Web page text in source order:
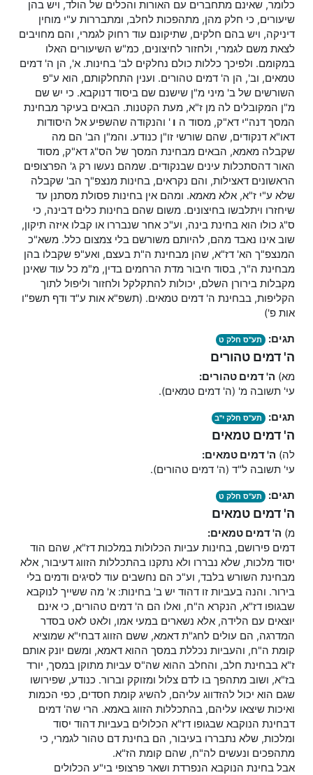
כלומר, שאינם מתחברים עם האורות והכלים של הולד, ויש בהן
שיעורים, כי חלק מהן, מתהפכות לחלב, ומתבררות ע"י מוחין
דיניקה, ויש בהם חלקים, שתיקונם עוד רחוק לגמרי, והם מחויבים
לצאת משם לגמרי, ולחזור לחיצונים, כמ"ש השיעורים האלו
במקומם. ולפיכך כללות כולם נחלקים לב' בחינות. א', הן ה' דמים
טמאים, וב', הן ה' דמים טהורים. וענין התחלקותם, הוא ע"פ
השורשים של ב' מיני מ"ן שישנם שם ביסוד דנוקבא. כי יש שם
מ"ן המקובלים לה מן ז"א, מעת הקטנות. הבאים בעיקר מבחינת
המסך דנה"י דא"ק, מסוד ה ו' והנקודה שהשפיע אל היסודות
דאו"א דנקודים, שהם שורשי זו"ן כנודע. והמ"ן הב' הם מה
שקבלה מאמא, הבאים מבחינת המסך של הס"ג דא"ק, מסוד
האור דהסתכלות עינים שבנקודים. שמהם נעשו רק ג' הפרצופים
הראשונים דאצילות, והם נקראים, בחינות מנצפ"ך הב' שקבלה
שלא ע"י ז"א, אלא מאמא. ומהם אין בחינות פסולת מסתנן עד
שיחזרו ויתלבשו בחיצונים. משום שהם בחינות כלים דבינה, כי
ס"ג כולו הוא בחינת בינה, וע"כ אחר שנבררו או קבלו איזה תיקון,
שוב אינו נאבד מהם, להיותם משורשם בלי צמצום כלל. משא"כ
המנצפ"ך הא' דז"א, שהן מבחינת ה"ת בעצם, ואע"פ שקבלו בהן
מבחינת ה"ר, בסוד חיבור מדת הרחמים בדין, מ"מ כל עוד שאינן
מקבלות בירורן השלם, יכולות להתקלקל ולחזור וליפול לתוך
הקליפות, בבחינת ה' דמים טמאים. (תשפ"א אות ע"ד ודף תשפ"ו
אות פ')
תגים: תע"ס חלק ט
ה' דמים טהורים
מא) ה' דמים טהורים:
עי' תשובה מ' (ה' דמים טמאים).
תגים: תע"ס חלק י"ב
ה' דמים טמאים
לה) ה' דמים טמאים:
עי' תשובה ל"ד (ה' דמים טהורים).
תגים: תע"ס חלק ט
ה' דמים טמאים
מ) ה' דמים טמאים:
דמים פירושם, בחינות עביות הכלולות במלכות דז"א, שהם הוד
יסוד מלכות, שלא נבררו ולא נתקנו בהתכללות הזווג דעיבור, אלא
מבחינת השורש בלבד, וע"כ הם נחשבים עוד לסיגים ודמים בלי
בירור. והנה בעביות זו דהוד יש ב' בחינות: א' מה ששייך לנוקבא
שבגופו דז"א, הנקרא ה"ח, ואלו הם ה' דמים טהורים, כי אינם
יוצאים עם הלידה, אלא נשארים במעי אמו, ולאט לאט בסדר
המדרגה, הם עולים לחג"ת דאמא, ששם הזווג דבחי"א שמוציא
קומת ה"ח, והעביות נכללת במסך ההוא דאמא, ומשם יונק אותם
ז"א בבחינת חלב, והחלב ההוא שה"ס עביות מתוקן במסך, יורד
בז"א, ושוב מתהפך בו לדם צלול ומזוקק וברור. כנודע, שפירושו
שגם הוא יכול להזדווג עליהם, להשיג קומת חסדים, כפי הכמות
ואיכות שיצאו עליהם, בהתכללות הזווג באמא. הרי שה' דמים
דבחינת הנוקבא שבגופו דז"א הכלולים בעביות דהוד יסוד
ומלכות, שלא נתבררו בעיבור, הם בחינת דם טהור לגמרי, כי
מתהפכים ונעשים לה"ח, שהם קומת הז"א.
אבל בחינת הנוקבא הנפרדת ושאר פרצופי בי"ע הכלולים